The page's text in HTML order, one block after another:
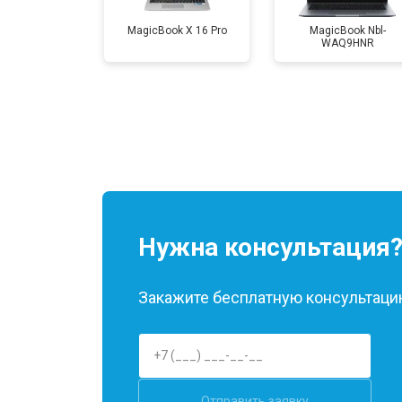
Замена HDMI порта
Замена матрицы
Замена материнской платы
MagicBook X 16 Pro
MagicBook Nbl-
WAQ9HNR
Нужна консультация?
Закажите бесплатную